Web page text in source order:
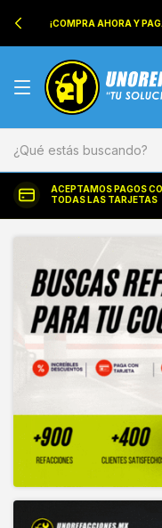
¡COMPRA AHORA Y
ACEPTAMOS PAGOS
TODAS LAS TARJETAS